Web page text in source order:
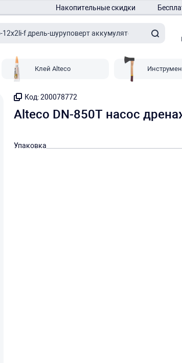
Накопительные скидки
Клей Alteco
Код: 200078772
Alteco DN-850T насос
Упаковка